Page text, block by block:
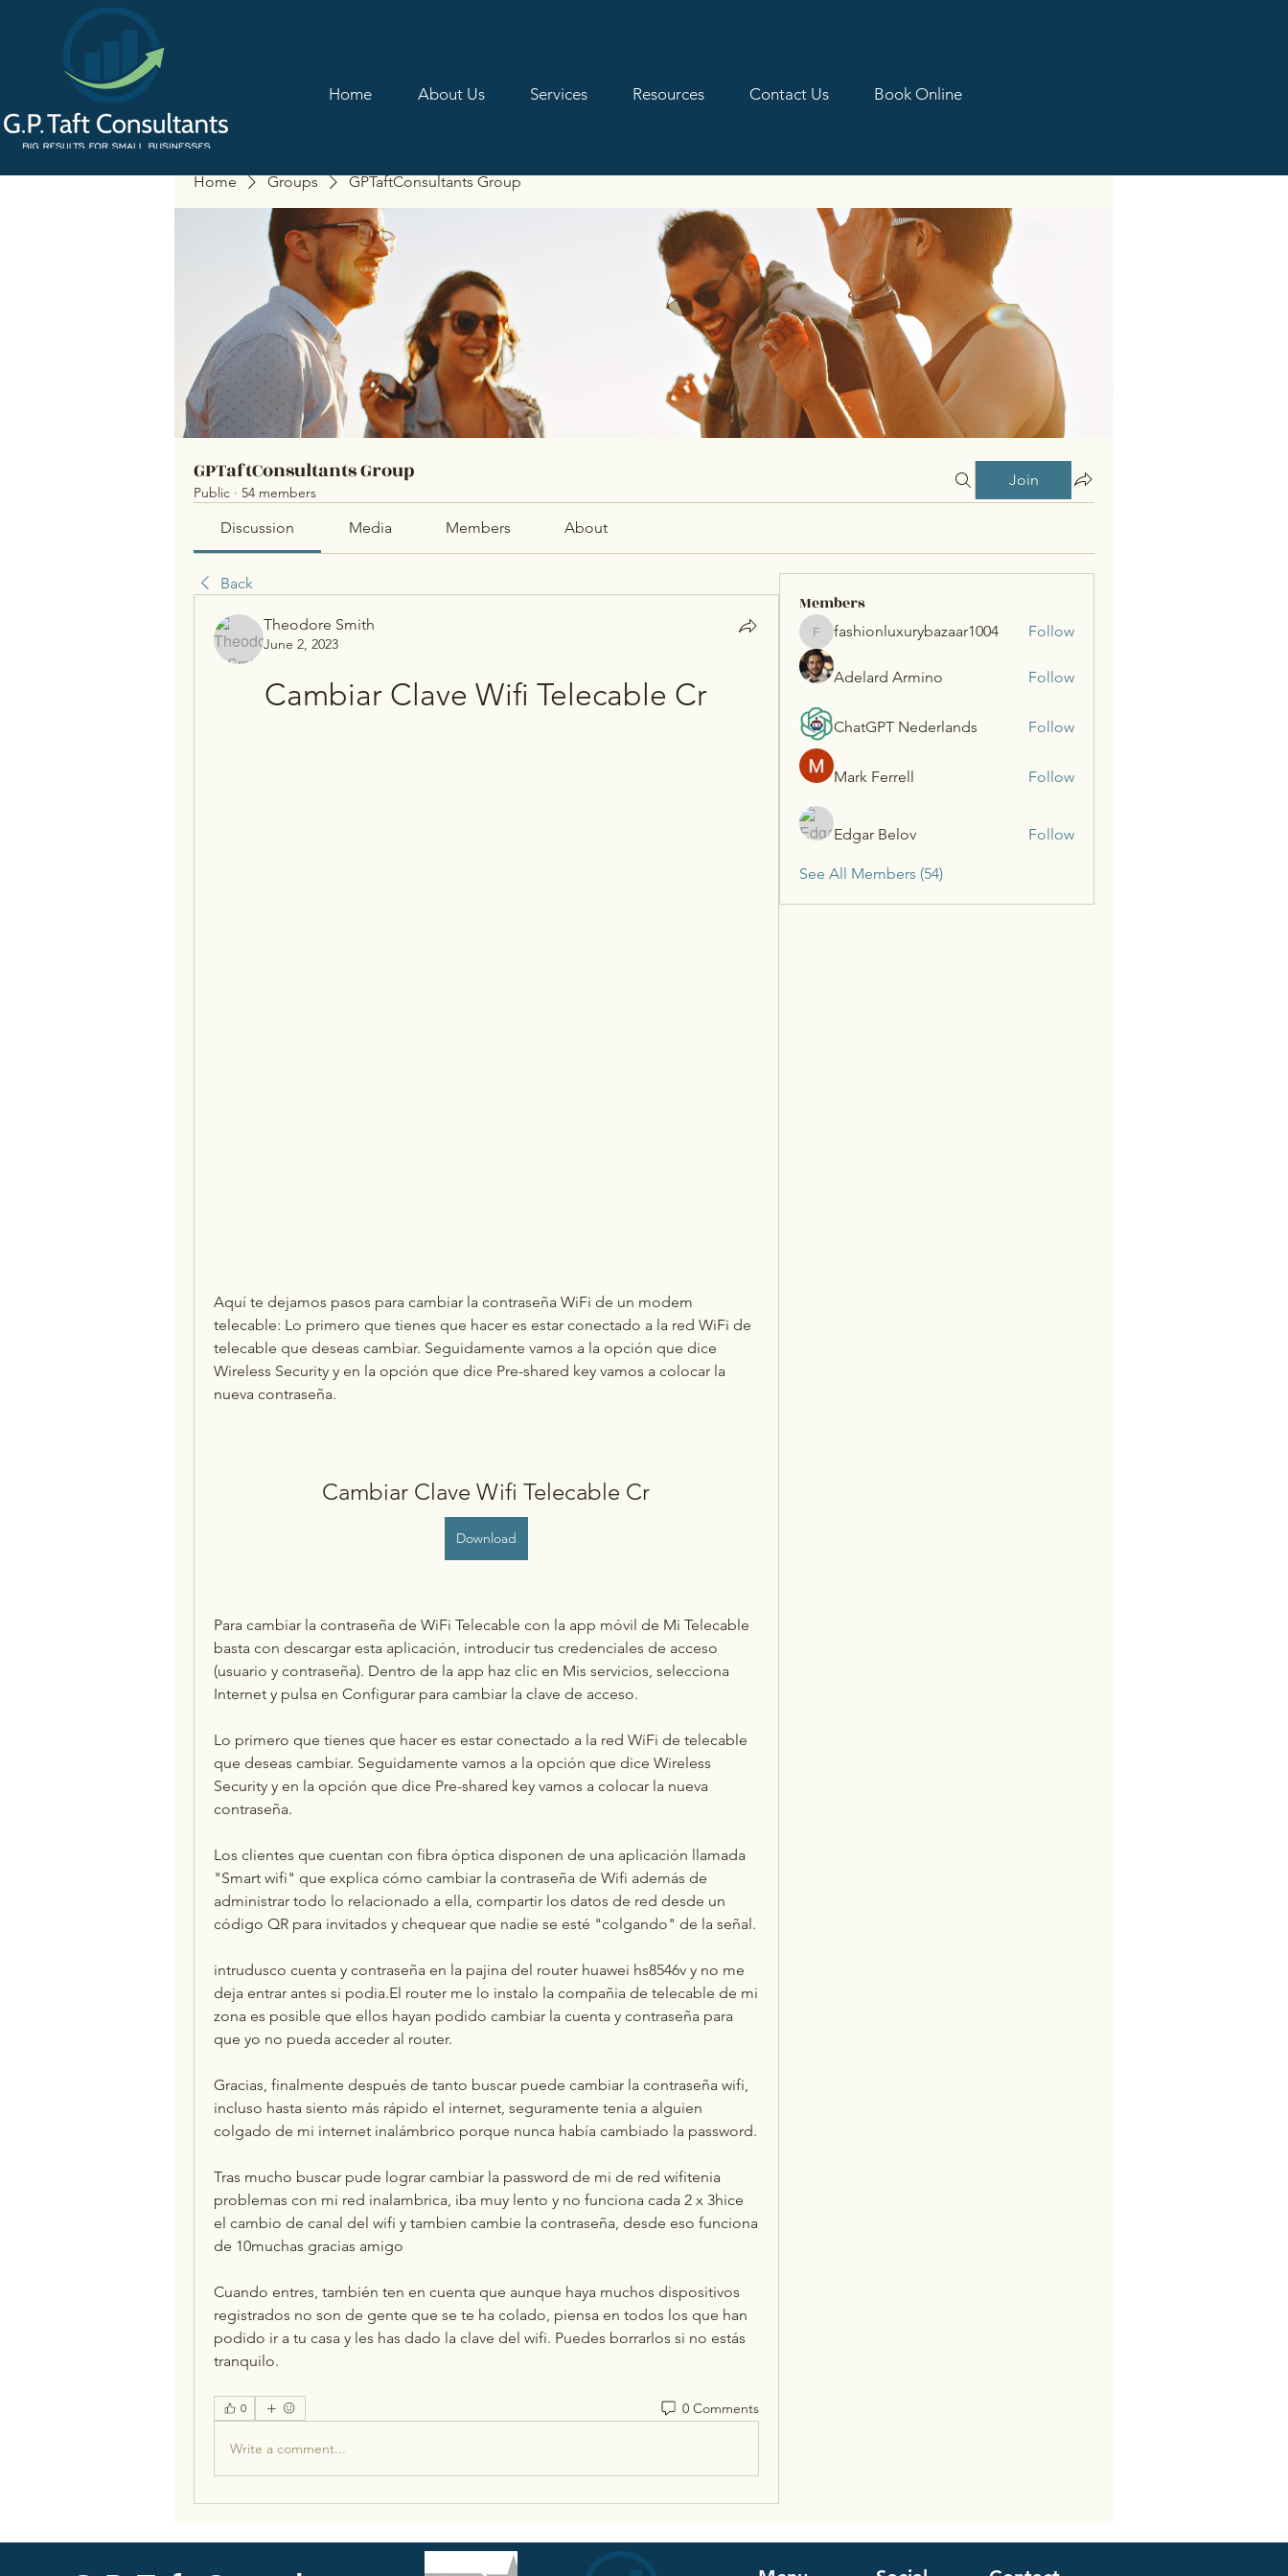
Home About Us Services Resources Contact Us Book Online
Home Groups GPTaftConsultants Group
GPTaftConsultants Group
Public · 54 members
Join
Discussion Media Members About
Back
Theodore Smith
June 2, 2023
Cambiar Clave Wifi Telecable Cr
Aquí te dejamos pasos para cambiar la contraseña WiFi de un modem
telecable: Lo primero que tienes que hacer es estar conectado a la red WiFi de
telecable que deseas cambiar. Seguidamente vamos a la opción que dice
Wireless Security y en la opción que dice Pre-shared key vamos a colocar la
nueva contraseña.
Cambiar Clave Wifi Telecable Cr
Download
Para cambiar la contraseña de WiFi Telecable con la app móvil de Mi Telecable
basta con descargar esta aplicación, introducir tus credenciales de acceso
(usuario y contraseña). Dentro de la app haz clic en Mis servicios, selecciona
Internet y pulsa en Configurar para cambiar la clave de acceso.
Lo primero que tienes que hacer es estar conectado a la red WiFi de telecable
que deseas cambiar. Seguidamente vamos a la opción que dice Wireless
Security y en la opción que dice Pre-shared key vamos a colocar la nueva
contraseña.
Los clientes que cuentan con fibra óptica disponen de una aplicación llamada
"Smart wifi" que explica cómo cambiar la contraseña de Wifi además de
administrar todo lo relacionado a ella, compartir los datos de red desde un
código QR para invitados y chequear que nadie se esté "colgando" de la señal.
intrudusco cuenta y contraseña en la pajina del router huawei hs8546v y no me
deja entrar antes si podia.El router me lo instalo la compañia de telecable de mi
zona es posible que ellos hayan podido cambiar la cuenta y contraseña para
que yo no pueda acceder al router.
Gracias, finalmente después de tanto buscar puede cambiar la contraseña wifi,
incluso hasta siento más rápido el internet, seguramente tenia a alguien
colgado de mi internet inalámbrico porque nunca había cambiado la password.
Tras mucho buscar pude lograr cambiar la password de mi de red wifitenia
problemas con mi red inalambrica, iba muy lento y no funciona cada 2 x 3hice
el cambio de canal del wifi y tambien cambie la contraseña, desde eso funciona
de 10muchas gracias amigo
Cuando entres, también ten en cuenta que aunque haya muchos dispositivos
registrados no son de gente que se te ha colado, piensa en todos los que han
podido ir a tu casa y les has dado la clave del wifi. Puedes borrarlos si no estás
tranquilo.
0 0 Comments
Write a comment...
Members
fashionluxurybazaar1004
fashionluxurybazaar1004 Follow
Adelard Armino Follow
ChatGPT Nederlands Follow
Mark Ferrell Follow
Edgar Belov Follow
See All Members (54)